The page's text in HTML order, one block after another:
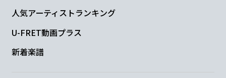
人気アーティストランキング
U-FRET動画プラス
新着楽譜